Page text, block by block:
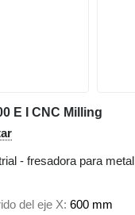
E I CNC Milling
- fresadora para metal
del eje X 600 mm